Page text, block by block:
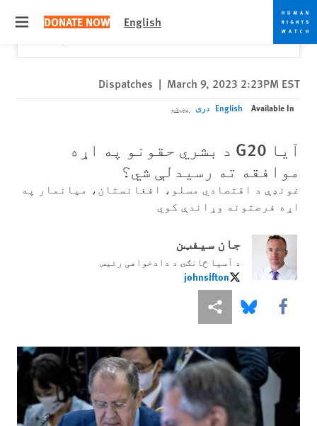
Skip
to
cookie
privacy
notice
Skip
to
main
content
English
DONATE NOW
Would you like to read this page in English?
Close
March 9, 2023 2:23PM EST
|
Dispatches
Available In
English دری پښتو
آیا G20 د بشري حقونو په اړه
موافقه ته رسیدلې شي؟
غونډې د اقتصادي مسلو، افغانستان، میانمار په
اړه فرصتونه وړاندې کوي
جان سیفټن
د آسیا څانګۍ د دادخواهی رئیس
johnsifton
johnsifton
Share this via Facebook
Share this via Bluesky
More sharing options